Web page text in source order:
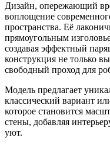
Дизайн, опережающий
воплощение
пространства. Её
прямоугольным
создавая эффектный
конструкция не только
свободный проход для
Модель предлагает
классический вариант
которое становится
стены, добавляя
уют.